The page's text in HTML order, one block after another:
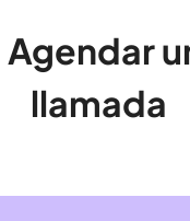
Agendar
llamada